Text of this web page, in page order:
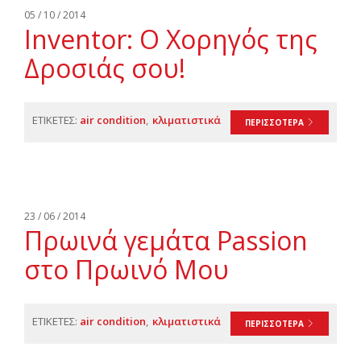
05 / 10 / 2014
Inventor: O Χορηγός της
Δροσιάς σου!
ΠΕΡΙΣΣΟΤΕΡΑ
ΕΤΙΚΕΤΕΣ: air condition κλιματιστικά
23 / 06 / 2014
Πρωινά γεμάτα Passion
στο Πρωινό Μου
ΠΕΡΙΣΣΟΤΕΡΑ
ΕΤΙΚΕΤΕΣ: air condition κλιματιστικά